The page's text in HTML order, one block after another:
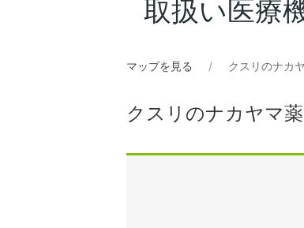
取扱い医療
マップを見る クスリのナカ
クスリのナカヤマ